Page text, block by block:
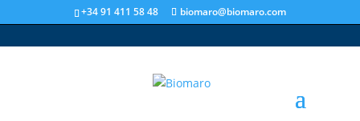
+34 91 411 58 48 biomaro@biomaro.com